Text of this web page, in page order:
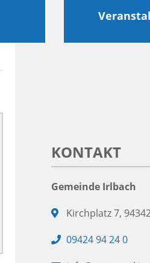
KONTAKT
Gemeinde Irlbach
Adresse:
Kirchplatz 7,
Telefon:
09424 94 24 0